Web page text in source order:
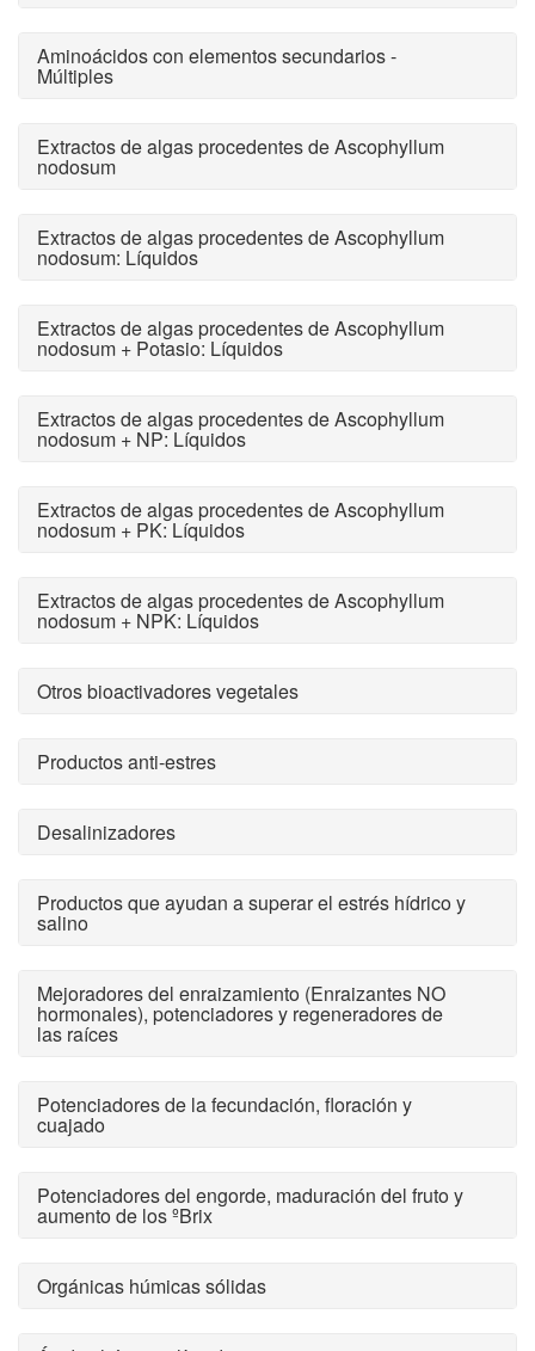
Aminoácidos con elementos secundarios -
Múltiples
Extractos de algas procedentes de Ascophyllum
nodosum
Extractos de algas procedentes de Ascophyllum
nodosum: Líquidos
Extractos de algas procedentes de Ascophyllum
nodosum + Potasio: Líquidos
Extractos de algas procedentes de Ascophyllum
nodosum + NP: Líquidos
Extractos de algas procedentes de Ascophyllum
nodosum + PK: Líquidos
Extractos de algas procedentes de Ascophyllum
nodosum + NPK: Líquidos
Otros bioactivadores vegetales
Productos anti-estres
Desalinizadores
Productos que ayudan a superar el estrés hídrico y
salino
Mejoradores del enraizamiento (Enraizantes NO
hormonales), potenciadores y regeneradores de
las raíces
Potenciadores de la fecundación, floración y
cuajado
Potenciadores del engorde, maduración del fruto y
aumento de los ºBrix
Orgánicas húmicas sólidas